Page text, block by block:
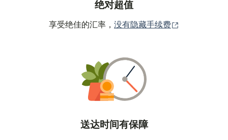
绝对超值
享受绝佳的汇率， 没有隐藏手续费
送达时间有保障